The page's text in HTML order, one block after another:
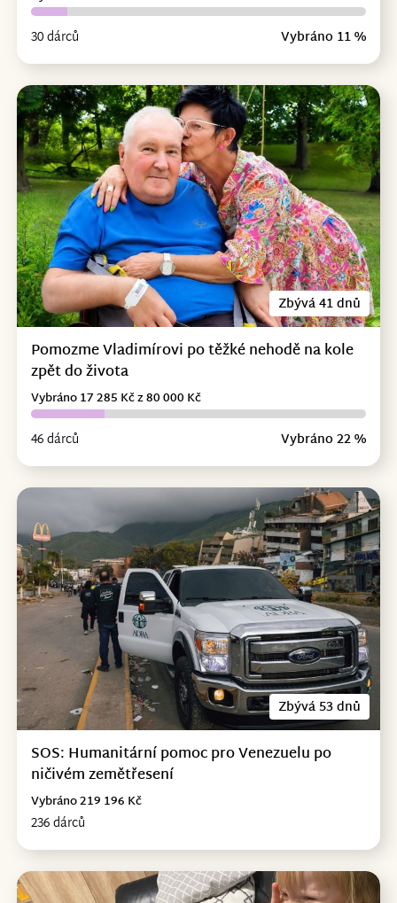
30 dárců Vybráno 11 %
Zbývá 41 dnů
Pomozme Vladimírovi po těžké nehodě na kole
zpět do života
46 dárců Vybráno 22 %
Vybráno 17 285 Kč z 80 000 Kč
Zbývá 53 dnů
SOS: Humanitární pomoc pro Venezuelu po
ničivém zemětřesení
236 dárců
Vybráno 219 196 Kč